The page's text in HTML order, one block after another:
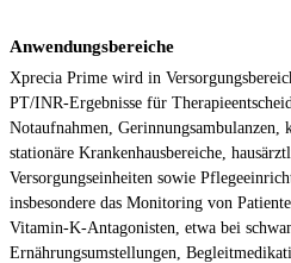
Anwendungsbereiche
Xprecia Prime wird in
PT/INR-Ergebnisse für
Notaufnahmen, Gerinnungsambulanzen,
stationäre Krankenhausbereiche,
Versorgungseinheiten sowie
insbesondere das Monitoring von
Vitamin-K-Antagonisten, etwa bei
Ernährungsumstellungen,